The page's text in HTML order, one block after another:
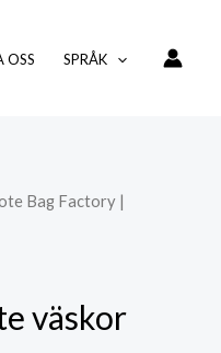
OSS SPRÅK
Bag Factory |
väskor